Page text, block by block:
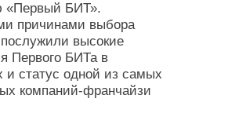
«Первый БИТ».
причинами выбора
послужили высокие
Первого БИТа в
и статус одной из самых
компаний-франчайзи